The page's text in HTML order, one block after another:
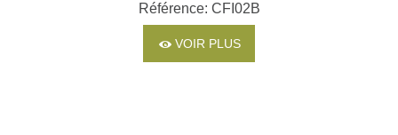
Référence: CFI02B
VOIR PLUS